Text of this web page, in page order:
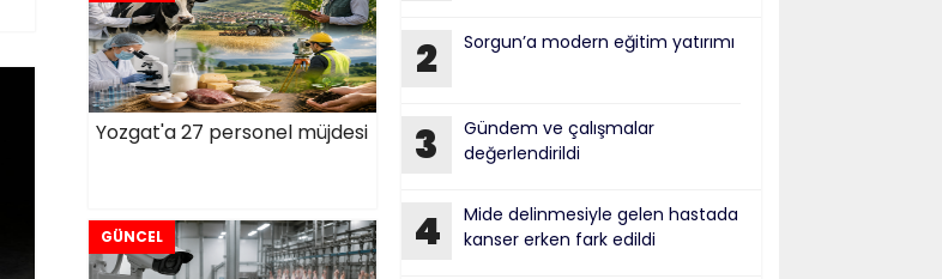
Yozgat'a 27 personel müjdesi
GÜNCEL
2 Sorgun’a modern eğitim yatırımı
3
Gündem ve çalışmalar
değerlendirildi
4
Mide delinmesiyle gelen hastada
kanser erken fark edildi